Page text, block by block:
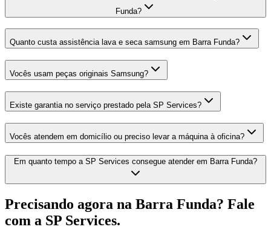
Funda?
Quanto custa assistência lava e seca samsung em Barra Funda?
Vocês usam peças originais Samsung?
Existe garantia no serviço prestado pela SP Services?
Vocês atendem em domicílio ou preciso levar a máquina à oficina?
Em quanto tempo a SP Services consegue atender em Barra Funda?
Precisando agora na Barra Funda? Fale
com a SP Services.